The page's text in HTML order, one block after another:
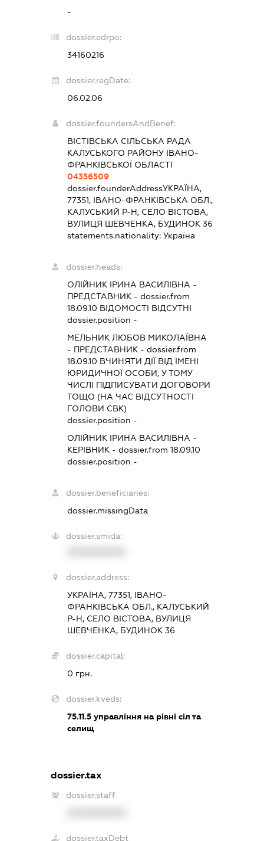
-
dossier.edrpo:
34160216
dossier.regDate:
06.02.06
dossier.foundersAndBenef:
ВІСТІВСЬКА СІЛЬСЬКА РАДА
КАЛУСЬКОГО РАЙОНУ ІВАНО-
ФРАНКІВСЬКОЇ ОБЛАСТІ
04356509
dossier.founderAddressУКРАЇНА,
77351, ІВАНО-ФРАНКІВСЬКА ОБЛ.,
КАЛУСЬКИЙ Р-Н, СЕЛО ВІСТОВА,
ВУЛИЦЯ ШЕВЧЕНКА, БУДИНОК 36
statements.nationality:Україна
dossier.heads:
ОЛІЙНИК ІРИНА ВАСИЛІВНА -
ПРЕДСТАВНИК - dossier.from
18.09.10 ВІДОМОСТІ ВІДСУТНІ
dossier.position -
МЕЛЬНИК ЛЮБОВ МИКОЛАЇВНА
- ПРЕДСТАВНИК - dossier.from
18.09.10 ВЧИНЯТИ ДІЇ ВІД ІМЕНІ
ЮРИДИЧНОЇ ОСОБИ, У ТОМУ
ЧИСЛІ ПІДПИСУВАТИ ДОГОВОРИ
ТОЩО (НА ЧАС ВІДСУТНОСТІ
ГОЛОВИ СВК)
dossier.position -
ОЛІЙНИК ІРИНА ВАСИЛІВНА -
КЕРІВНИК - dossier.from 18.09.10
dossier.position -
dossier.beneficiaries:
dossier.missingData
dossier.smida:
dossier.address:
УКРАЇНА, 77351, ІВАНО-
ФРАНКІВСЬКА ОБЛ., КАЛУСЬКИЙ
Р-Н, СЕЛО ВІСТОВА, ВУЛИЦЯ
ШЕВЧЕНКА, БУДИНОК 36
dossier.capital:
0 грн.
dossier.kveds:
75.11.5 управління на рівні сіл та
селищ
dossier.tax
dossier.staff
dossier.taxDebt